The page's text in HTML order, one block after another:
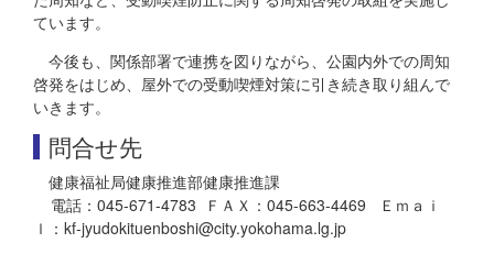
ています。
今後も、関係部署で連携を図りながら、公園内外での周知
啓発をはじめ、屋外での受動喫煙対策に引き続き取り組んで
いきます。
問合せ先
健康福祉局健康推進部健康推進課
電話：045-671-4783 ＦＡＸ：045-663-4469 Ｅｍａｉ
ｌ：kf-jyudokituenboshi@city.yokohama.lg.jp